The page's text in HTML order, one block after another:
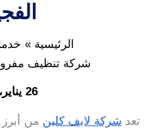
الرئيسية
شركة تنظيف
26 يناير، 2026
تعد شركة لايف كلين من